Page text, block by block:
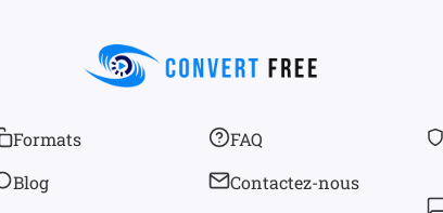
Formats
Blog
FAQ
Contactez-nous